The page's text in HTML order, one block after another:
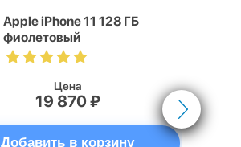
Apple iPhone 11 128 ГБ
фиолетовый
Цена
19 870 ₽
Добавить в корзину